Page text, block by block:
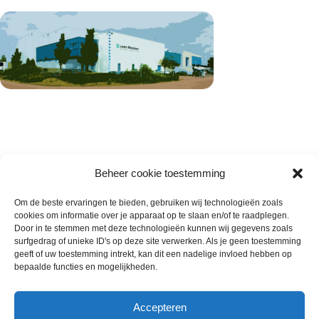
Beheer cookie toestemming
Om de beste ervaringen te bieden, gebruiken wij technologieën zoals
cookies om informatie over je apparaat op te slaan en/of te raadplegen.
Door in te stemmen met deze technologieën kunnen wij gegevens zoals
surfgedrag of unieke ID's op deze site verwerken. Als je geen toestemming
geeft of uw toestemming intrekt, kan dit een nadelige invloed hebben op
bepaalde functies en mogelijkheden.
Accepteren
Wie zijn wij
Contact met onze inkoop
Klantenservice
Annuleer & Retourbeleid